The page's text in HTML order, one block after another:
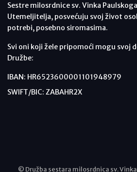
Sestre milosrdnice sv. Vinka
Utemeljitelja, posvećuju svoj život
potrebi, posebno siromasima.
Svi oni koji žele pripomoći mogu svoj
Družbe:
IBAN: HR6523600001101948979
SWIFT/BIC: ZABAHR2X
© Družba sestara milosrdnica sv.